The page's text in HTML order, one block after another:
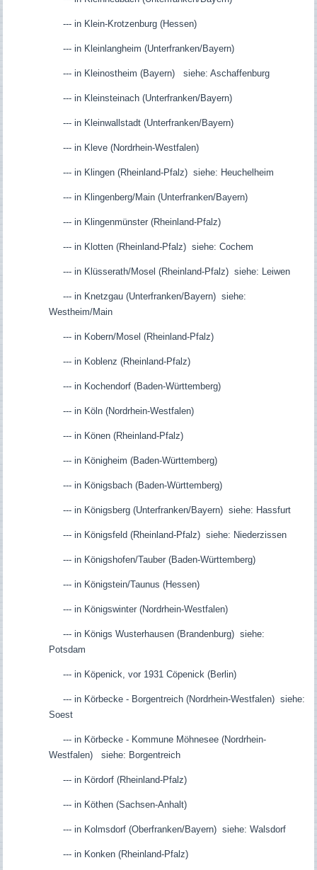
--- in Klein-Krotzenburg (Hessen)
--- in Kleinlangheim (Unterfranken/Bayern)
--- in Kleinostheim (Bayern) siehe: Aschaffenburg
--- in Kleinsteinach (Unterfranken/Bayern)
--- in Kleinwallstadt (Unterfranken/Bayern)
--- in Kleve (Nordrhein-Westfalen)
--- in Klingen (Rheinland-Pfalz) siehe: Heuchelheim
--- in Klingenberg/Main (Unterfranken/Bayern)
--- in Klingenmünster (Rheinland-Pfalz)
--- in Klotten (Rheinland-Pfalz) siehe: Cochem
--- in Klüsserath/Mosel (Rheinland-Pfalz) siehe: Leiwen
--- in Knetzgau (Unterfranken/Bayern) siehe:
Westheim/Main
--- in Kobern/Mosel (Rheinland-Pfalz)
--- in Koblenz (Rheinland-Pfalz)
--- in Kochendorf (Baden-Württemberg)
--- in Köln (Nordrhein-Westfalen)
--- in Könen (Rheinland-Pfalz)
--- in Königheim (Baden-Württemberg)
--- in Königsbach (Baden-Württemberg)
--- in Königsberg (Unterfranken/Bayern) siehe: Hassfurt
--- in Königsfeld (Rheinland-Pfalz) siehe: Niederzissen
--- in Königshofen/Tauber (Baden-Württemberg)
--- in Königstein/Taunus (Hessen)
--- in Königswinter (Nordrhein-Westfalen)
--- in Königs Wusterhausen (Brandenburg) siehe:
Potsdam
--- in Köpenick, vor 1931 Cöpenick (Berlin)
--- in Körbecke - Borgentreich (Nordrhein-Westfalen) siehe:
Soest
--- in Körbecke - Kommune Möhnesee (Nordrhein-
Westfalen) siehe: Borgentreich
--- in Kördorf (Rheinland-Pfalz)
--- in Köthen (Sachsen-Anhalt)
--- in Kolmsdorf (Oberfranken/Bayern) siehe: Walsdorf
--- in Konken (Rheinland-Pfalz)